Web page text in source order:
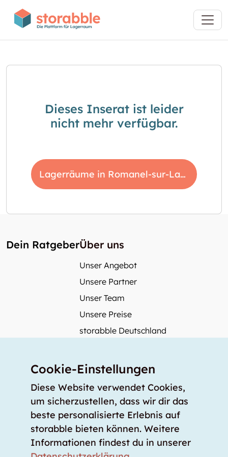
Dieses Inserat ist leider
nicht mehr verfügbar.
Lagerräume in Romanel-sur-Lausanne
Dein RatgeberÜber uns
Unser Angebot
Unsere Partner
Unser Team
Unsere Preise
storabble Deutschland
Mehr über storabble
Medienbeiträge
Wie gross muss ein Lagerraum sein?
Was kostet ein Lagerraum?
Für Lageranbieter
Cookie-Einstellungen
Diese Website verwendet Cookies,
um sicherzustellen, dass wir dir das
beste personalisierte Erlebnis auf
storabble bieten können. Weitere
Informationen findest du in unserer